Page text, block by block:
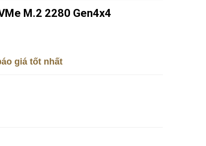
M.2 2280 Gen4x4
giá tốt nhất